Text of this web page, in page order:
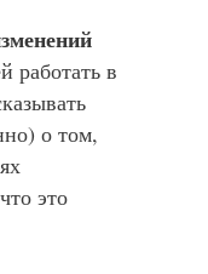
работать в
о том,
это